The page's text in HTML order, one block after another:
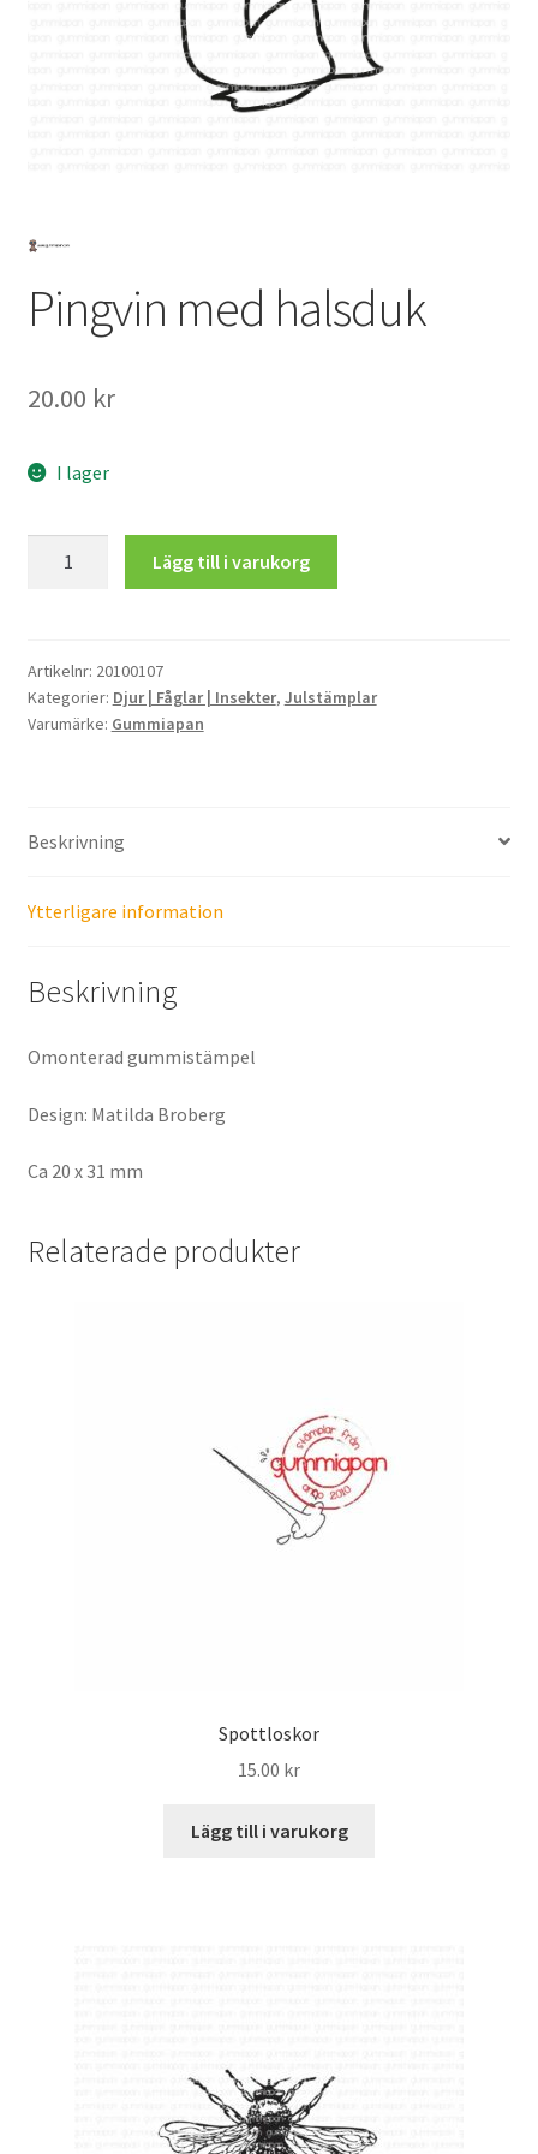
Pingvin med halsduk
20.00 kr
I lager
Lägg till i varukorg
Artikelnr: 20100107
Kategorier: Djur | Fåglar | Insekter, Julstämplar
Varumärke: Gummiapan
Beskrivning
Ytterligare information
Beskrivning
Omonterad gummistämpel
Design: Matilda Broberg
Ca 20 x 31 mm
Relaterade produkter
Spottloskor
15.00 kr
Lägg till i varukorg